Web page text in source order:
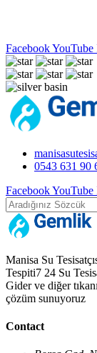
FacebookYouTube
0543 631 90
FacebookYouTube
Manisa Su
Tespiti7 24 Su
Gider ve diğer
çözüm sunuyoruz
Contact